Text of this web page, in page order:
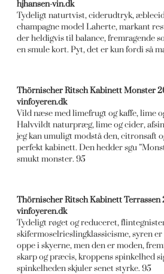
hjhansen-vin.dk
Tydeligt naturtvist, ciderudtryk,
champagne model Laherte, markant
der heldigvis til balance, fremragende
en smule kort. Pyt, det er kun fordi så
Thörnischer Ritsch Kabinett Monster
vinfoyeren.dk
Vild næse med limefrugt og kaffe, lime
Halvvildt naturpræg, lime og cider,
jeg kan umuligt modstå den, citronsaft
perfekt kabinett. Den hedder sgu
smukt monster. 95
Thörnischer Ritsch Kabinett Terrassen
vinfoyeren.dk
Tydeligt røget og reduceret,
skifermoselrieslingklassicisme, syren
oppe i skyerne, men den er moden,
skarp og præcis, kroppens spinkelhed
spinkelheden skjuler senet styrke. 95